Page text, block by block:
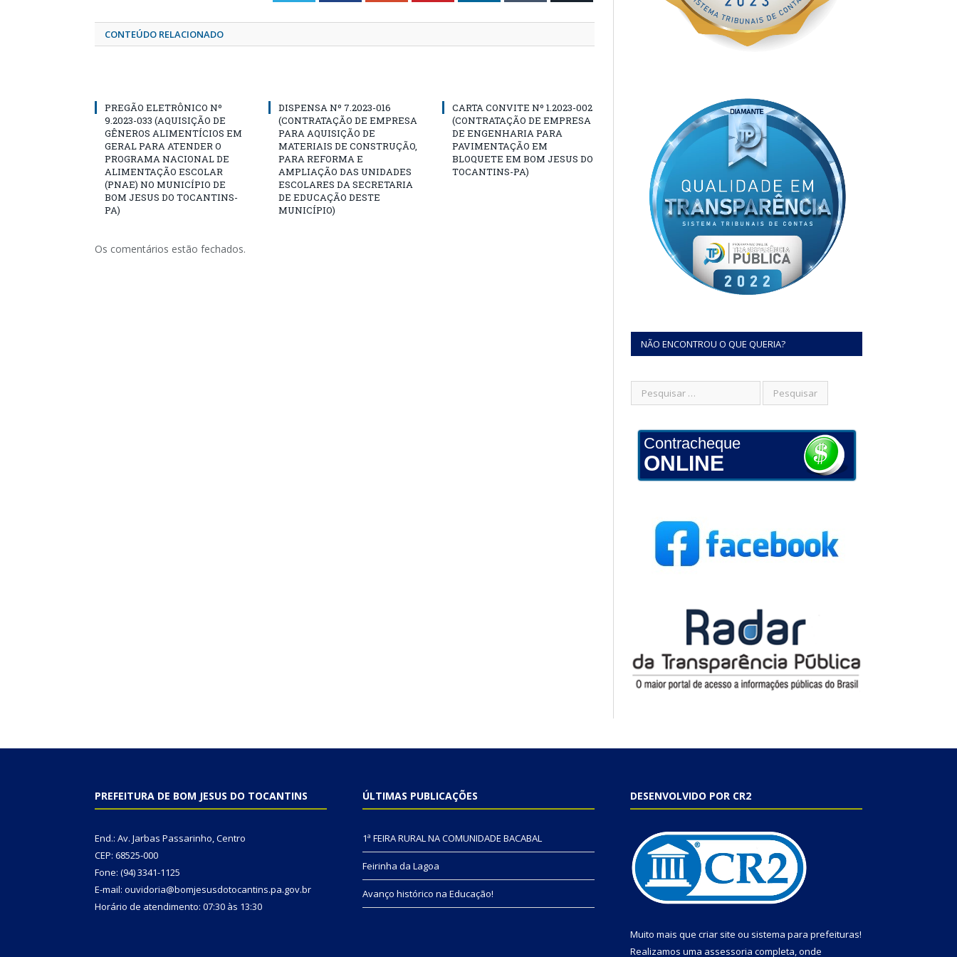
CONTEÚDO RELACIONADO
PREGÃO ELETRÔNICO Nº
9.2023-033 (AQUISIÇÃO DE
GÊNEROS ALIMENTÍCIOS EM
GERAL PARA ATENDER O
PROGRAMA NACIONAL DE
ALIMENTAÇÃO ESCOLAR
(PNAE) NO MUNICÍPIO DE
BOM JESUS DO TOCANTINS-
PA)
DISPENSA Nº 7.2023-016
(CONTRATAÇÃO DE EMPRESA
PARA AQUISIÇÃO DE
MATERIAIS DE CONSTRUÇÃO,
PARA REFORMA E
AMPLIAÇÃO DAS UNIDADES
ESCOLARES DA SECRETARIA
DE EDUCAÇÃO DESTE
MUNICÍPIO)
CARTA CONVITE Nº 1.2023-002
(CONTRATAÇÃO DE EMPRESA
DE ENGENHARIA PARA
PAVIMENTAÇÃO EM
BLOQUETE EM BOM JESUS DO
TOCANTINS-PA)
Os comentários estão fechados.
NÃO ENCONTROU O QUE QUERIA?
Contracheque
ONLINE
PREFEITURA DE BOM JESUS DO TOCANTINS
End.: Av. Jarbas Passarinho, Centro
CEP: 68525-000
Fone: (94) 3341-1125
E-mail: ouvidoria@bomjesusdotocantins.pa.gov.br
Horário de atendimento: 07:30 às 13:30
ÚLTIMAS PUBLICAÇÕES
1ª FEIRA RURAL NA COMUNIDADE BACABAL
Feirinha da Lagoa
Avanço histórico na Educação!
DESENVOLVIDO POR CR2
Muito mais que criar site ou sistema para prefeituras!
Realizamos uma assessoria completa, onde